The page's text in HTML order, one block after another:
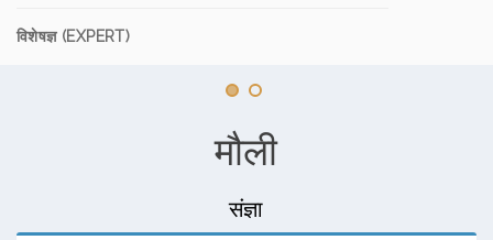
विशेषज्ञ (EXPERT)
मौली
संज्ञा